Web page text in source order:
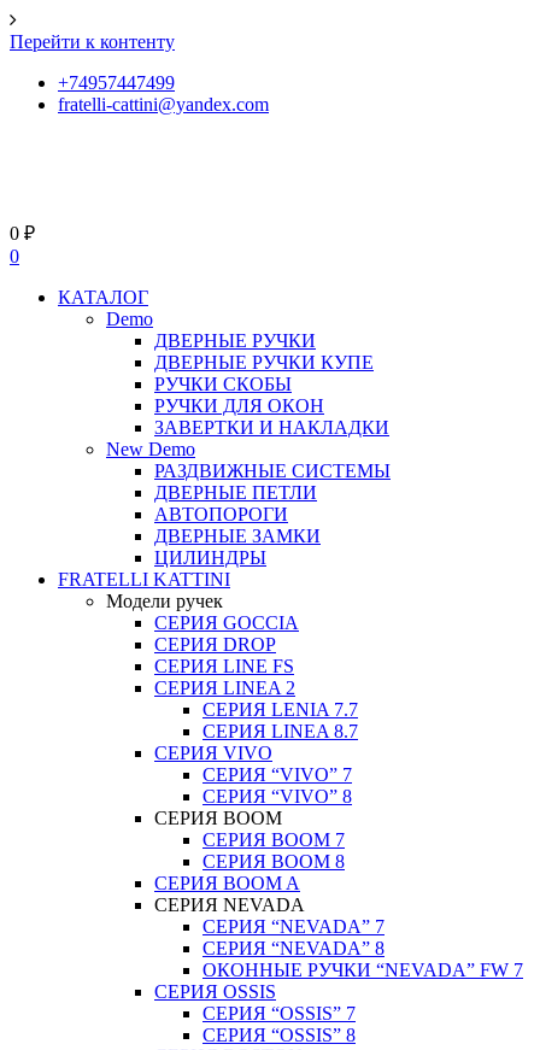
Перейти к контенту
+74957447499
fratelli-cattini@yandex.com
0 ₽
0
КАТАЛОГ
Demo
ДВЕРНЫЕ РУЧКИ
ДВЕРНЫЕ РУЧКИ КУПЕ
РУЧКИ СКОБЫ
РУЧКИ ДЛЯ ОКОН
ЗАВЕРТКИ И НАКЛАДКИ
New Demo
РАЗДВИЖНЫЕ СИСТЕМЫ
ДВЕРНЫЕ ПЕТЛИ
АВТОПОРОГИ
ДВЕРНЫЕ ЗАМКИ
ЦИЛИНДРЫ
FRATELLI KATTINI
Модели ручек
СЕРИЯ GOCCIA
СЕРИЯ DROP
СЕРИЯ LINE FS
СЕРИЯ LINEA 2
СЕРИЯ LENIA 7.7
СЕРИЯ LINEA 8.7
СЕРИЯ VIVO
СЕРИЯ “VIVO” 7
СЕРИЯ “VIVO” 8
СЕРИЯ ВOOM
СЕРИЯ ВOOM 7
СЕРИЯ ВOOM 8
СЕРИЯ ВOOM A
СЕРИЯ NEVADA
СЕРИЯ “NEVADA” 7
СЕРИЯ “NEVADA” 8
ОКОННЫЕ РУЧКИ “NEVADA” FW 7
СЕРИЯ OSSIS
СЕРИЯ “OSSIS” 7
СЕРИЯ “OSSIS” 8